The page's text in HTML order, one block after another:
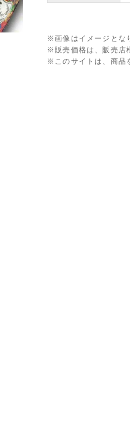
※画像はイメージとな
※販売価格は、販売店
※このサイトは、商品